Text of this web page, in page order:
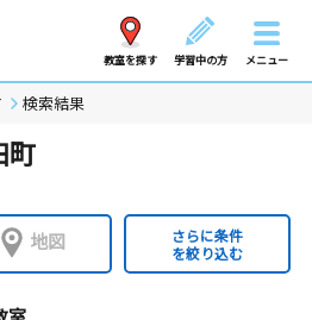
教室を探す 学習中の方 メニュー
検索結果
町
地図
さらに条件
を絞り込む